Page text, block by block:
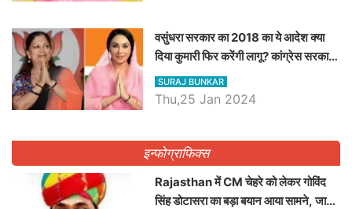
वसुंधरा सरकार का 2018 का ये आदेश क्या
दिया कुमारी फिर करेंगी लागू? कांग्रेस सरकार
ने किया था निरस्त
SURAJ BUNKAR
Thu,25 Jan 2024
इन्फोग्राफिक्स
Rajasthan में CM चेहरे को लेकर गोविंद
सिंह डोटासरा का बड़ा बयान आया सामने, जानें